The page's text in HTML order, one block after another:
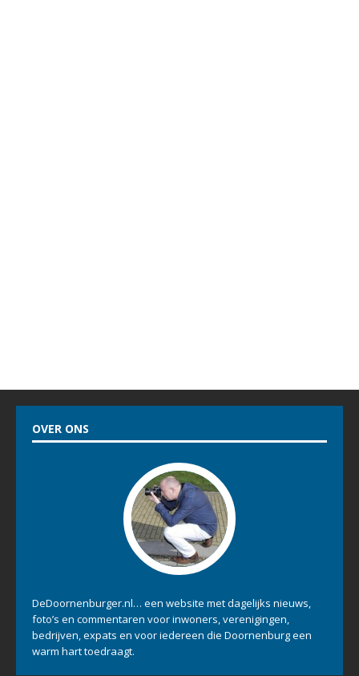
OVER ONS
DeDoornenburger.nl… een website met dagelijks nieuws,
foto’s en commentaren voor inwoners, verenigingen,
bedrijven, expats en voor iedereen die Doornenburg een
warm hart toedraagt.